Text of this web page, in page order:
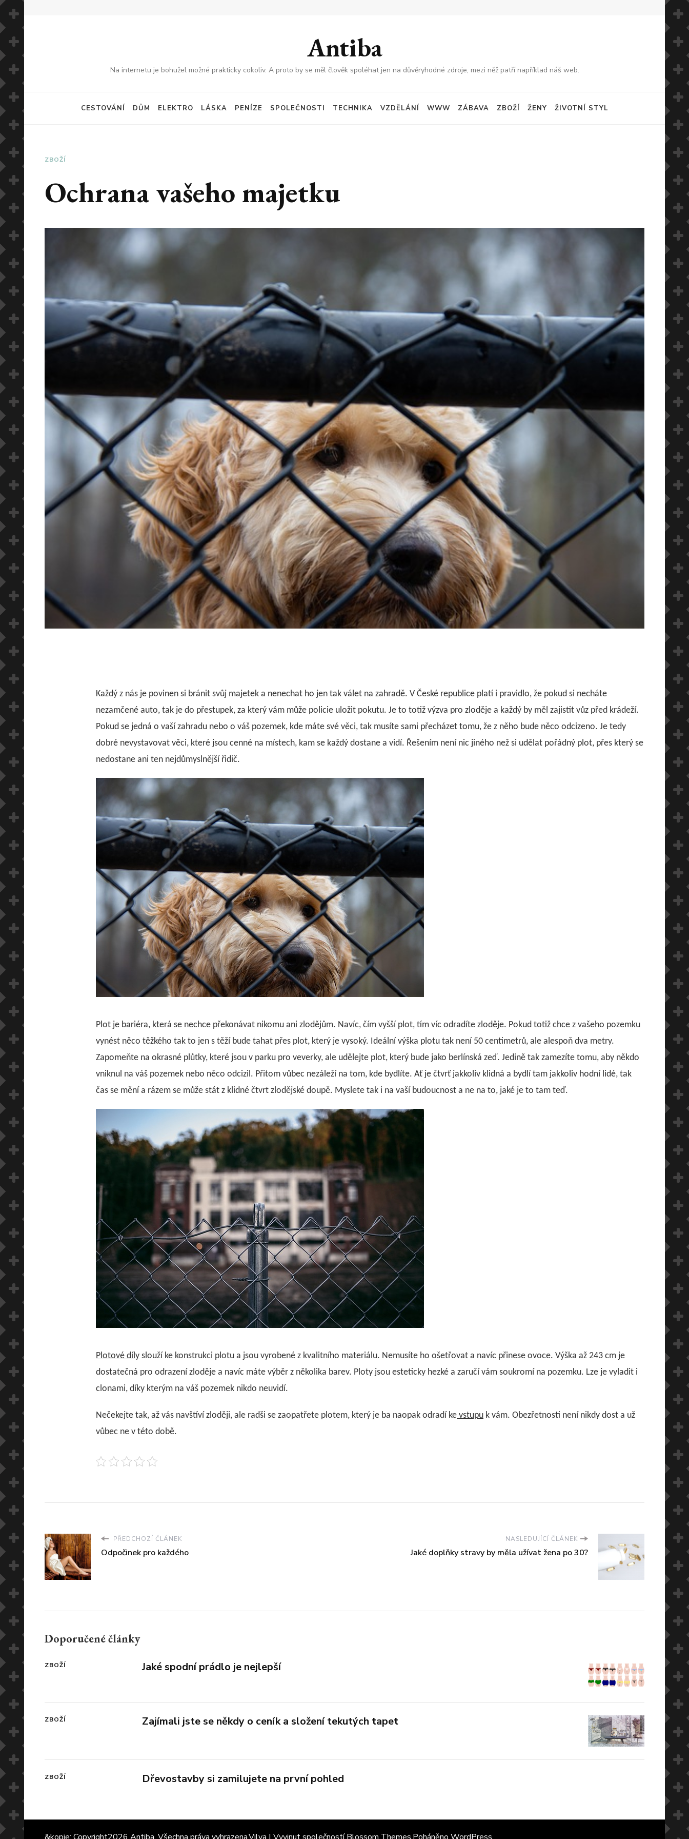
Antiba
Na internetu je bohužel možné prakticky cokoliv. A proto by se měl člověk spoléhat jen na důvěryhodné zdroje, mezi něž patří například náš web.
CESTOVÁNÍ DŮM ELEKTRO LÁSKA PENÍZE SPOLEČNOSTI TECHNIKA VZDĚLÁNÍ WWW ZÁBAVA ZBOŽÍ ŽENY ŽIVOTNÍ STYL
ZBOŽÍ
Ochrana vašeho majetku
Každý z nás je povinen si bránit svůj majetek a nenechat ho jen tak válet na zahradě. V České republice platí i pravidlo, že pokud si necháte
nezamčené auto, tak je do přestupek, za který vám může policie uložit pokutu. Je to totiž výzva pro zloděje a každý by měl zajistit vůz před krádeží.
Pokud se jedná o vaší zahradu nebo o váš pozemek, kde máte své věci, tak musíte sami přecházet tomu, že z něho bude něco odcizeno. Je tedy
dobré nevystavovat věci, které jsou cenné na místech, kam se každý dostane a vidí. Řešením není nic jiného než si udělat pořádný plot, přes který se
nedostane ani ten nejdůmyslnější řidič.
Plot je bariéra, která se nechce překonávat nikomu ani zlodějům. Navíc, čím vyšší plot, tím víc odradíte zloděje. Pokud totiž chce z vašeho pozemku
vynést něco těžkého tak to jen s těží bude tahat přes plot, který je vysoký. Ideální výška plotu tak není 50 centimetrů, ale alespoň dva metry.
Zapomeňte na okrasné plůtky, které jsou v parku pro veverky, ale udělejte plot, který bude jako berlínská zeď. Jedině tak zamezíte tomu, aby někdo
vniknul na váš pozemek nebo něco odcizil. Přitom vůbec nezáleží na tom, kde bydlíte. Ať je čtvrť jakkoliv klidná a bydlí tam jakkoliv hodní lidé, tak
čas se mění a rázem se může stát z klidné čtvrt zlodějské doupě. Myslete tak i na vaší budoucnost a ne na to, jaké je to tam teď.
Plotové díly slouží ke konstrukci plotu a jsou vyrobené z kvalitního materiálu. Nemusíte ho ošetřovat a navíc přinese ovoce. Výška až 243 cm je
dostatečná pro odrazení zloděje a navíc máte výběr z několika barev. Ploty jsou esteticky hezké a zaručí vám soukromí na pozemku. Lze je vyladit i
clonami, díky kterým na váš pozemek nikdo neuvidí.
Nečekejte tak, až vás navštíví zloději, ale radši se zaopatřete plotem, který je ba naopak odradí ke vstupu k vám. Obezřetnosti není nikdy dost a už
vůbec ne v této době.
PŘEDCHOZÍ ČLÁNEK
Odpočinek pro každého
NASLEDUJÍCÍ ČLÁNEK
Jaké doplňky stravy by měla užívat žena po 30?
Doporučené články
ZBOŽÍ Jaké spodní prádlo je nejlepší
ZBOŽÍ Zajímali jste se někdy o ceník a složení tekutých tapet
ZBOŽÍ Dřevostavby si zamilujete na první pohled